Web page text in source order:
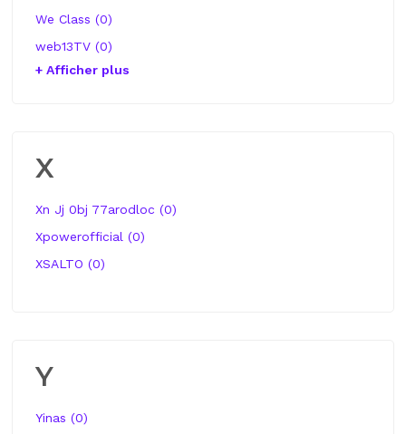
We Class (0)
web13TV (0)
+ Afficher plus
X
Xn Jj 0bj 77arodloc (0)
Xpowerofficial (0)
XSALTO (0)
Y
Yinas (0)